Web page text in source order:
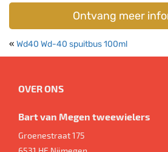
Ontvang meer
« Wd40 Wd-40 spuitbus 100ml
OVER ONS
Bart van Megen tweewielers
Groenestraat 175